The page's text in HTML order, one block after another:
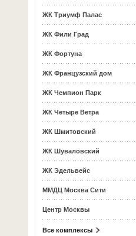
ЖК Триумф Палас
ЖК Фили Град
ЖК Фортуна
ЖК Французский дом
ЖК Чемпион Парк
ЖК Четыре Ветра
ЖК Шмитовский
ЖК Шуваловский
ЖК Эдельвейс
ММДЦ Москва Сити
Центр Москвы
Все комплексы